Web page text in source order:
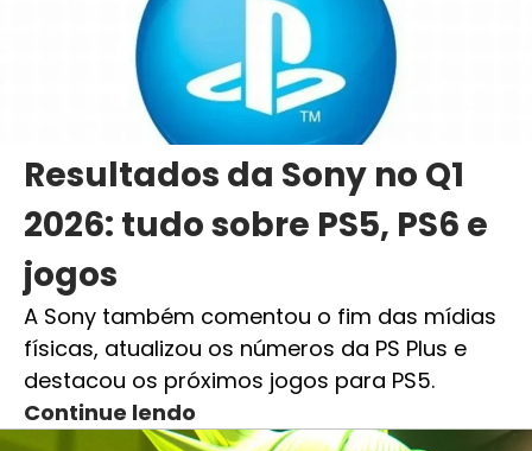
Resultados da Sony no Q1
2026: tudo sobre PS5, PS6 e
jogos
A Sony também comentou o fim das mídias
físicas, atualizou os números da PS Plus e
destacou os próximos jogos para PS5.
Continue lendo